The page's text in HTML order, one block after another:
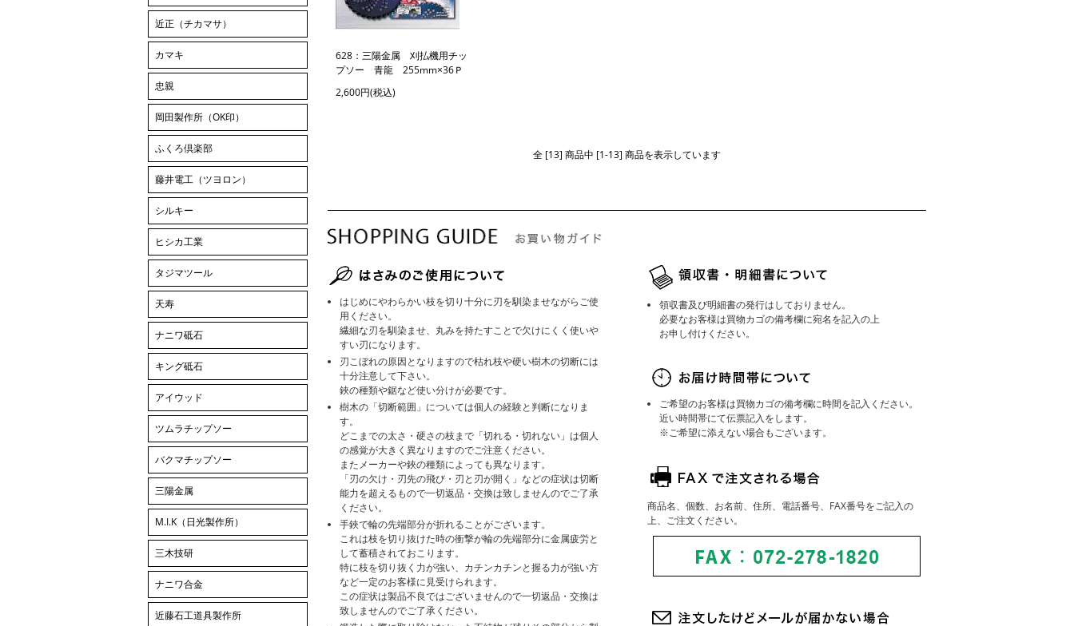
628：三陽金属 刈払機用チッ
プソー 青龍 255mm×36Ｐ
2,600円(税込)
全 [13] 商品中 [1-13] 商品を表示しています
はじめにやわらかい枝を切り十分に刃を馴染ませながらご使
用ください。
繊細な刃を馴染ませ、丸みを持たすことで欠けにくく使いや
すい刃になります。
刃こぼれの原因となりますので枯れ枝や硬い樹木の切断には
十分注意して下さい。
鋏の種類や鋸など使い分けが必要です。
樹木の「切断範囲」については個人の経験と判断になりま
す。
どこまでの太さ・硬さの枝まで「切れる・切れない」は個人
の感覚が大きく異なりますのでご注意ください。
またメーカーや鋏の種類によっても異なります。
「刃の欠け・刃先の飛び・刃と刃が開く」などの症状は切断
能力を超えるもので一切返品・交換は致しませんのでご了承
ください。
手鋏で輪の先端部分が折れることがございます。
これは枝を切り抜けた時の衝撃が輪の先端部分に金属疲労と
して蓄積されておこります。
特に枝を切り抜く力が強い、カチンカチンと握る力が強い方
など一定のお客様に見受けられます。
この症状は製品不良ではございませんので一切返品・交換は
致しませんのでご了承ください。
領収書及び明細書の発行はしておりません。
必要なお客様は買物カゴの備考欄に宛名を記入の上
お申し付けください。
ご希望のお客様は買物カゴの備考欄に時間を記入ください。
近い時間帯にて伝票記入をします。
※ご希望に添えない場合もございます。
商品名、個数、お名前、住所、電話番号、FAX番号をご記入の
上、ご注文ください。
近正（チカマサ）
カマキ
忠親
岡田製作所（OK印）
ふくろ倶楽部
藤井電工（ツヨロン）
シルキー
ヒシカ工業
タジマツール
天寿
ナニワ砥石
キング砥石
アイウッド
ツムラチップソー
バクマチップソー
三陽金属
M.I.K（日光製作所）
三木技研
ナニワ合金
近藤石工道具製作所